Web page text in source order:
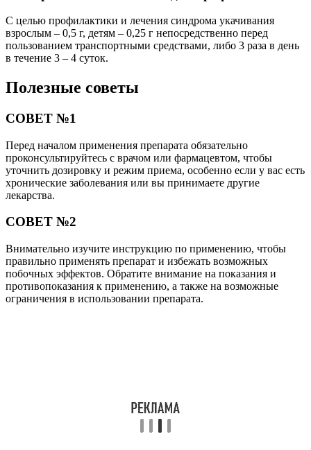
С целью профилактики и лечения синдрома укачивания
взрослым – 0,5 г, детям – 0,25 г непосредственно перед
пользованием транспортными средствами, либо 3 раза в день
в течение 3 – 4 суток.
Полезные советы
СОВЕТ №1
Перед началом применения препарата обязательно
проконсультируйтесь с врачом или фармацевтом, чтобы
уточнить дозировку и режим приема, особенно если у вас есть
хронические заболевания или вы принимаете другие
лекарства.
СОВЕТ №2
Внимательно изучите инструкцию по применению, чтобы
правильно применять препарат и избежать возможных
побочных эффектов. Обратите внимание на показания и
противопоказания к применению, а также на возможные
ограничения в использовании препарата.